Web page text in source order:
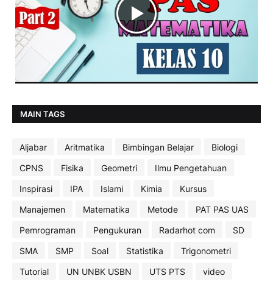
MAIN TAGS
Aljabar Aritmatika Bimbingan Belajar
Biologi
CPNS
Fisika Geometri
Ilmu Pengetahuan
Inspirasi
IPA Islami Kimia
Kursus
Manajemen
Matematika Metode
PAT PAS UAS
Pemrograman
Pengukuran Radarhot com
SD
SMA
SMP Soal Statistika
Trigonometri
Tutorial
UN UNBK USBN UTS PTS video